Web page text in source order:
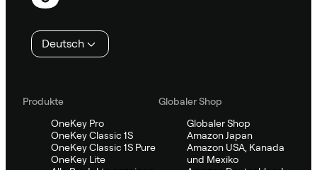
Deutsch
Produkte
OneKey Pro
OneKey Classic 1S
OneKey Classic 1S Pure
OneKey Lite
Globaler Shop
Globaler Shop
Amazon Japan
Amazon USA, Kanada
und Mexiko